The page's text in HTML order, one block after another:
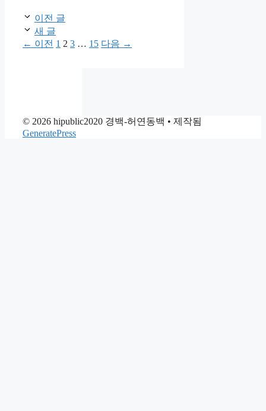
이전 글
새 글
← 이전 페
1 페
2 페
3 … 페
15 다음 →
© 2026 hipublic2020 경백-허연동백 • 제작됨
GeneratePress